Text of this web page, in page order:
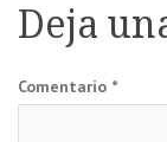
Deja
Comentario *